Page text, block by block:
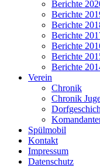
Berichte
Berichte
Berichte
Berichte
Berichte
Berichte
Berichte
Verein
Chronik
Chronik
Spülmobil
Kontakt
Impressum
Datenschutz